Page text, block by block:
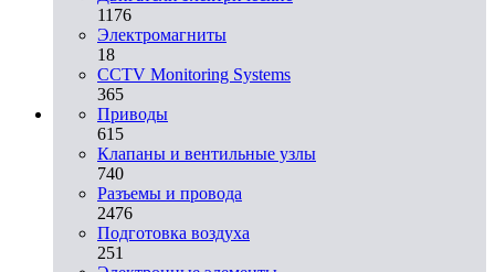
1176
Электромагниты
18
CCTV Monitoring Systems
365
Приводы
615
Клапаны и вентильные узлы
740
Разъемы и провода
2476
Подготовка воздуха
251